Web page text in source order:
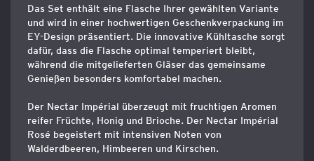
Das Set enthält eine Flasche Ihrer gewählten Variante
und wird in einer hochwertigen Geschenkverpackung im
EY-Design präsentiert. Die innovative Kühltasche sorgt
dafür, dass die Flasche optimal temperiert bleibt,
während die mitgelieferten Gläser das gemeinsame
Genießen besonders komfortabel machen.
Der Nectar Impérial überzeugt mit fruchtigen Aromen
reifer Früchte, Honig und Brioche. Der Nectar Impérial
Rosé begeistert mit intensiven Noten von
Walderdbeeren, Himbeeren und Kirschen.